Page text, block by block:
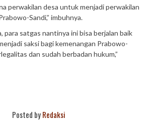
perwakilan desa untuk menjadi perwakilan
Sandi,” imbuhnya.
para satgas nantinya ini bisa berjalan baik
saksi bagi kemenangan Prabowo-
dan sudah berbadan hukum,”
Posted byRedaksi